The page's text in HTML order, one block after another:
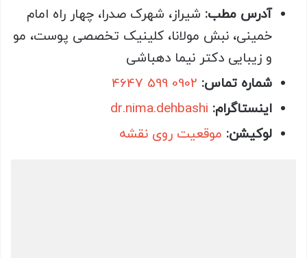
آدرس مطب: شیراز، شهرک صدرا، چهار راه امام
خمینی، نبش مولانا، کلینیک تخصصی پوست، مو
و زیبایی دکتر نیما دهباشی
شماره تماس:
اینستاگرام: dr.nima.dehbashi
لوکیشن: موقعیت روی نقشه